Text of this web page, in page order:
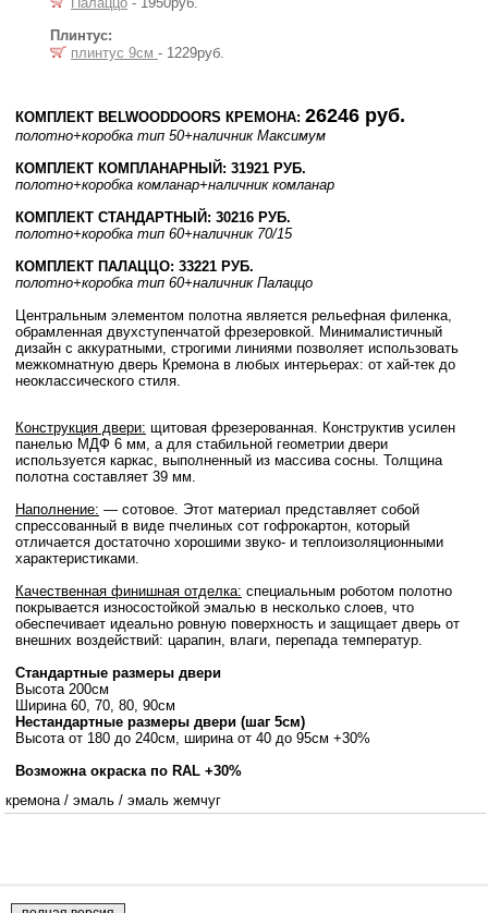
Плинтус:
плинтус 9см - 1229руб.
КОМПЛЕКТ BELWOODDOORS КРЕМОНА: 26246 руб.
полотно+коробка тип 50+наличник Максимум
КОМПЛЕКТ КОМПЛАНАРНЫЙ: 31921 РУБ.
полотно+коробка комланар+наличник комланар
КОМПЛЕКТ СТАНДАРТНЫЙ: 30216 РУБ.
полотно+коробка тип 60+наличник 70/15
КОМПЛЕКТ ПАЛАЦЦО: 33221 РУБ.
полотно+коробка тип 60+наличник Палаццо
Центральным элементом полотна является рельефная филенка,
обрамленная двухступенчатой фрезеровкой. Минималистичный
дизайн с аккуратными, строгими линиями позволяет использовать
межкомнатную дверь Кремона в любых интерьерах: от хай-тек до
неоклассического стиля.
Конструкция двери: щитовая фрезерованная. Конструктив усилен
панелью МДФ 6 мм, а для стабильной геометрии двери
используется каркас, выполненный из массива сосны. Толщина
полотна составляет 39 мм.
Наполнение: — сотовое. Этот материал представляет собой
спрессованный в виде пчелиных сот гофрокартон, который
отличается достаточно хорошими звуко- и теплоизоляционными
характеристиками.
Качественная финишная отделка: специальным роботом полотно
покрывается износостойкой эмалью в несколько слоев, что
обеспечивает идеально ровную поверхность и защищает дверь от
внешних воздействий: царапин, влаги, перепада температур.
Стандартные размеры двери
Высота 200см
Ширина 60, 70, 80, 90см
Нестандартные размеры двери (шаг 5см)
Высота от 180 до 240см, ширина от 40 до 95см +30%
Возможна окраска по RAL +30%
кремона/ эмаль / эмаль жемчуг